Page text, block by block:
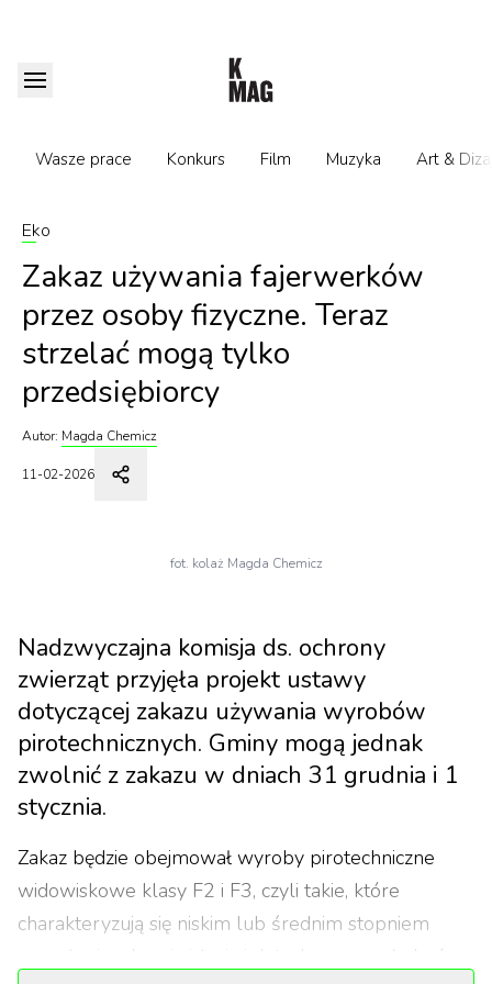
Wasze prace Konkurs Film Muzyka Art &
Eko
Zakaz używania fajerwerków
przez osoby fizyczne. Teraz
strzelać mogą tylko
przedsiębiorcy
Autor: Magda Chemicz
11-02-2026
fot. kolaż Magda Chemicz
Nadzwyczajna komisja ds. ochrony
zwierząt przyjęła projekt ustawy
dotyczącej zakazu używania wyrobów
pirotechnicznych. Gminy mogą jednak
zwolnić z zakazu w dniach 31 grudnia i 1
stycznia.
Zakaz będzie obejmował wyroby pirotechniczne
widowiskowe klasy F2 i F3, czyli takie, które
charakteryzują się niskim lub średnim stopniem
zagrożenia zdrowia i życia i dotychczas mogły być